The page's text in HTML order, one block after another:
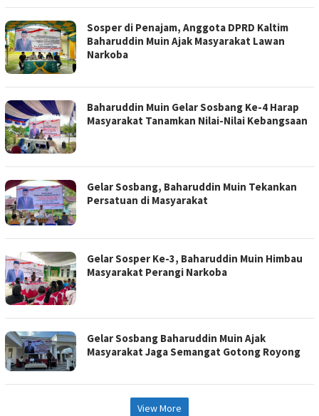
Sosper di Penajam, Anggota DPRD Kaltim
Baharuddin Muin Ajak Masyarakat Lawan
Narkoba
Baharuddin Muin Gelar Sosbang Ke-4 Harap
Masyarakat Tanamkan Nilai-Nilai Kebangsaan
Gelar Sosbang, Baharuddin Muin Tekankan
Persatuan di Masyarakat
Gelar Sosper Ke-3, Baharuddin Muin Himbau
Masyarakat Perangi Narkoba
Gelar Sosbang Baharuddin Muin Ajak
Masyarakat Jaga Semangat Gotong Royong
View More